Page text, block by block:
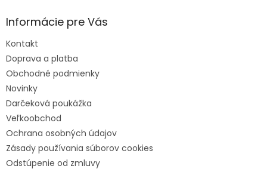
Informácie pre Vás
Kontakt
Doprava a platba
Obchodné podmienky
Novinky
Darčeková poukážka
Veľkoobchod
Ochrana osobných údajov
Zásady používania súborov cookies
Odstúpenie od zmluvy